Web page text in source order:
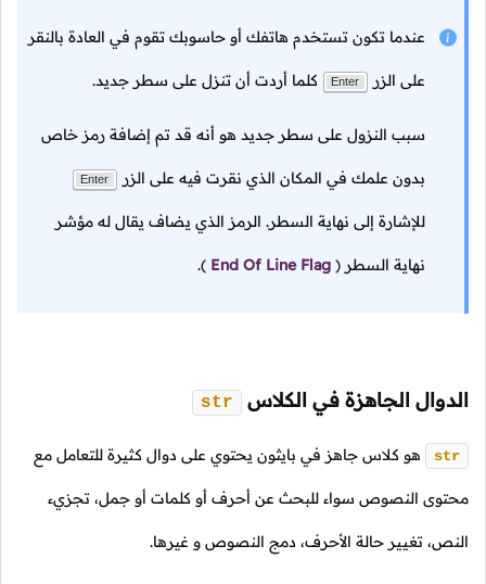
عندما تكون تستخدم هاتفك أو حاسوبك تقوم في العادة بالنقر
على الزر Enter كلما أردت أن تنزل على سطر جديد.
سبب النزول على سطر جديد هو أنه قد تم إضافة رمز خاص
بدون علمك في المكان الذي نقرت فيه على الزر Enter
للإشارة إلى نهاية السطر. الرمز الذي يضاف يقال له مؤشر
نهاية السطر (
End Of Line Flag
).
الدوال الجاهزة في الكلاس str
str هو كلاس جاهز في بايثون يحتوي على دوال كثيرة للتعامل مع
محتوى النصوص سواء للبحث عن أحرف أو كلمات أو جمل، تجزيء
النص، تغيير حالة الأحرف، دمج النصوص و غيرها.